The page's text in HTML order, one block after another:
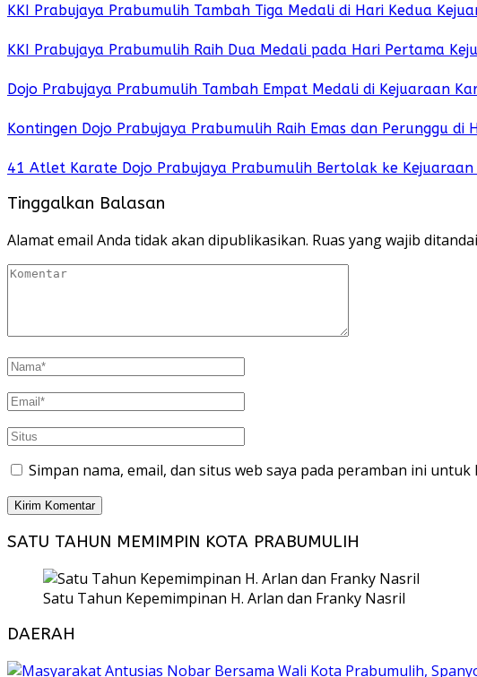
KKI Prabujaya Prabumulih Tambah Tiga Medali di Hari Kedua
KKI Prabujaya Prabumulih Raih Dua Medali pada Hari Pertama
Dojo Prabujaya Prabumulih Tambah Empat Medali di Kejuaraan
Kontingen Dojo Prabujaya Prabumulih Raih Emas dan Perunggu
41 Atlet Karate Dojo Prabujaya Prabumulih Bertolak ke Kejuaraan
Tinggalkan Balasan
Alamat email Anda tidak akan dipublikasikan. Ruas yang wajib ditandai
Simpan nama, email, dan situs web saya pada peramban ini
SATU TAHUN MEMIMPIN KOTA PRABUMULIH
Satu Tahun Kepemimpinan H. Arlan dan Franky Nasril
DAERAH